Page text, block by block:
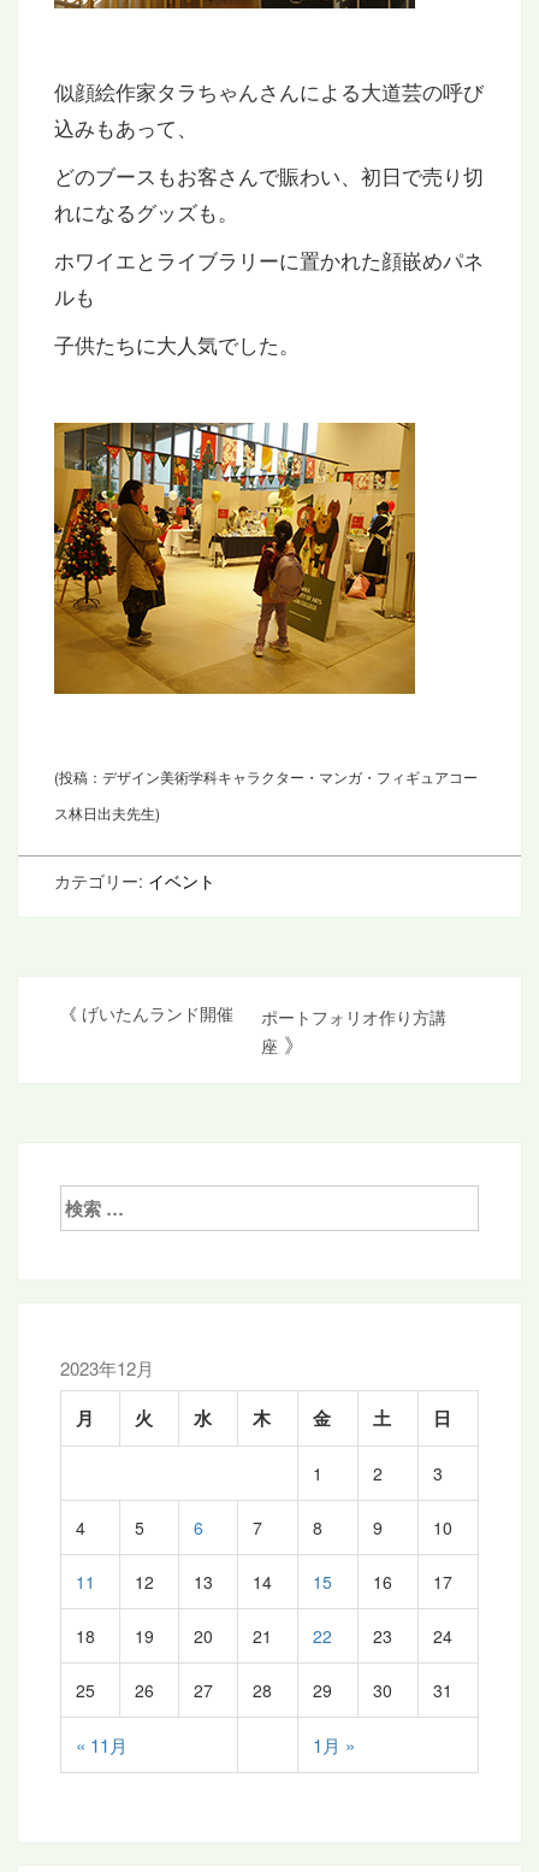
似顔絵作家タラちゃんさんによる大道芸の呼び
込みもあって、
どのブースもお客さんで賑わい、初日で売り切
れになるグッズも。
ホワイエとライブラリーに置かれた顔嵌めパネ
ルも
子供たちに大人気でした。
(投稿：デザイン美術学科キャラクター・マンガ・フィギュアコー
ス林日出夫先生)
カテゴリー: イベント
《 げいたんランド開催
ポートフォリオ作り方講
座 》
検
索:
2023年12月
月 火 水 木 金 土 日
« 11月 1月 »
1 2 3
4 5 6 7 8 9 10
11 12 13 14 15 16 17
18 19 20 21 22 23 24
25 26 27 28 29 30 31